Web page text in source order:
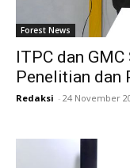
Forest News
ITPC dan
Penelitian dan
Redaksi - 24 November